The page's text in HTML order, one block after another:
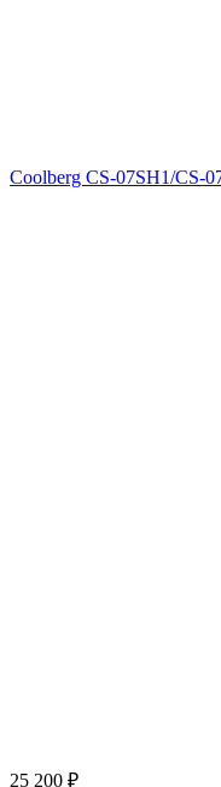
Coolberg CS-07SH1/CS-
25 200 ₽